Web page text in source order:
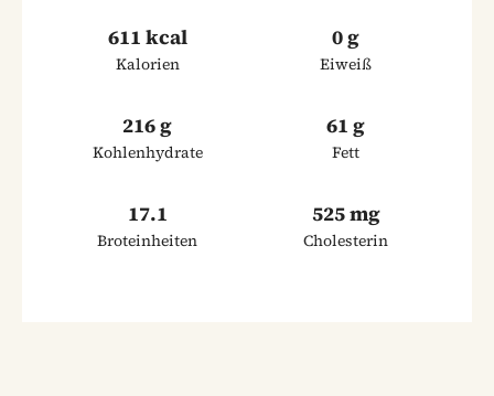
611 kcal
Kalorien
0 g
Eiweiß
216 g
Kohlenhydrate
61 g
Fett
17.1
Broteinheiten
525 mg
Cholesterin